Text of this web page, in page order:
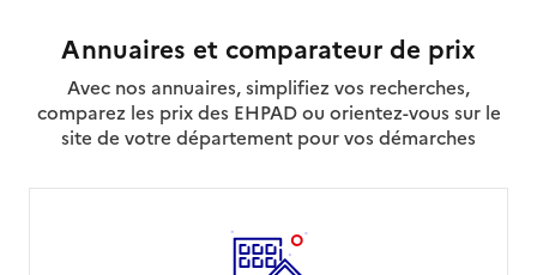
71400-Autun
03 56 55 02 52
Contact
Annuaires et comparateur de prix
Avec nos annuaires, simplifiez vos recherches,
comparez les prix des EHPAD ou orientez-vous sur le
site de votre département pour vos démarches